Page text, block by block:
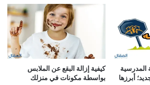
المدرسية
أبرزها
كيفية إزالة البقع عن الملابس
بواسطة مكونات في منزلك